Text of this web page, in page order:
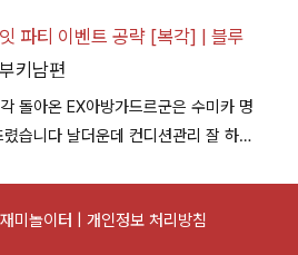
파티 이벤트 공략 [복각] | 블루
키남편
돌아온 EX아방가드르군은 수미카 명
습니다 날더운데 컨디션관리 잘 하시
미놀이터 | 개인정보 처리방침